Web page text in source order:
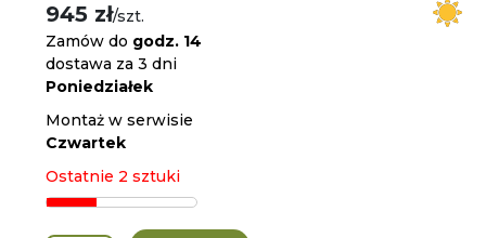
945 zł/szt.
Zamów do godz. 14
dostawa za 3 dni
Poniedziałek
Montaż w serwisie
Czwartek
Ostatnie 2 sztuki